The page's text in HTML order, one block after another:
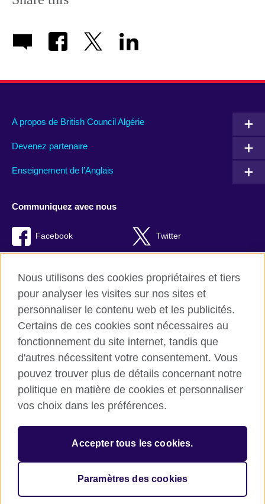
A propos de British Council Algérie
Devenez partenaire
Enseignement de l’Anglais
Communiquez avec nous
Facebook Twitter
British Council Global
Confidentialité et conditions d'utilisation
Cookies
Plan du site
© 2026 British Council
L’agence britannique internationale dédiée aux domaines de
Nous utilisons des cookies propriétaires et tiers
pour analyser les visites sur nos sites et
personnaliser le contenu web et les publicités.
Certains de ces cookies sont nécessaires au
fonctionnement du site internet, tandis que
d'autres nécessitent votre consentement. Vous
pouvez trouver plus de détails concernant notre
politique en matière de cookies et personnaliser
vos choix dans les préférences.
Accepter tous les cookies.
Paramètres des cookies